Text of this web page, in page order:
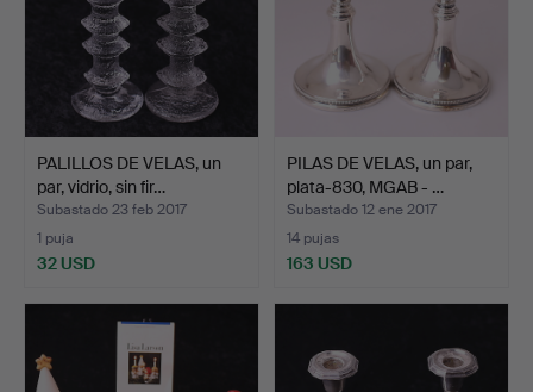
PALILLOS DE VELAS, un
par, vidrio, sin fir…
Subastado 23 feb 2017
1 puja
32 USD
PILAS DE VELAS, un par,
plata-830, MGAB - …
Subastado 12 ene 2017
14 pujas
163 USD